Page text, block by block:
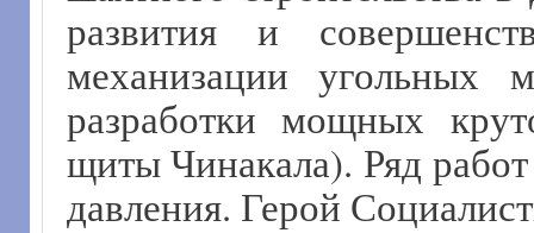
развития и
механизации угольных
разработки мощных
щиты Чинакала). Ряд
давления. Герой